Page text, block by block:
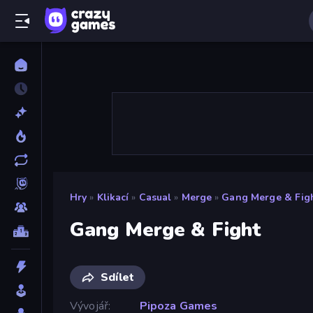
Hry » Klikací » Casual » Merge » Gang Merge &
Gang Merge & Fight
Sdílet
Vývojář
Pipoza Games